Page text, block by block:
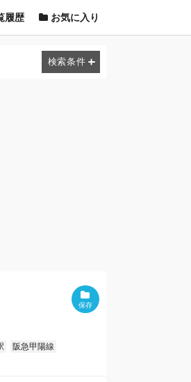
履歴 お気に入り
阪急甲陽線